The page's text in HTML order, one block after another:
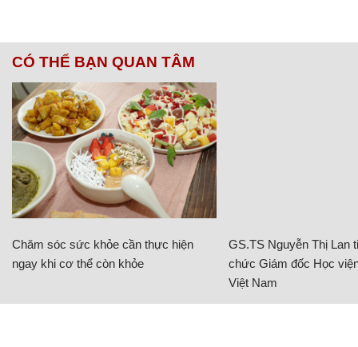
CÓ THỂ BẠN QUAN TÂM
Chăm sóc sức khỏe cần thực hiện
ngay khi cơ thể còn khỏe
GS.TS Nguyễn Thị Lan
chức Giám đốc Học
Việt Nam